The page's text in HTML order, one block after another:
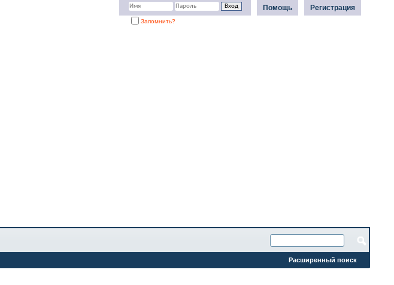
Регистрация
Помощь
Запомнить?
Расширенный поиск